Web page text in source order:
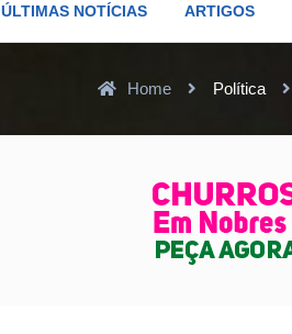
ÚLTIMAS NOTÍCIAS ARTIGOS
Home Política